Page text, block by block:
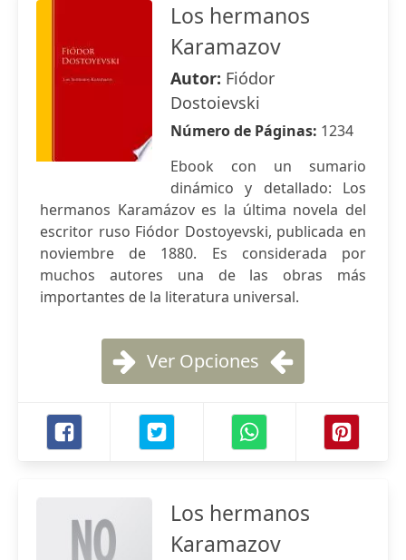
Los hermanos
Karamazov
Autor: Fiódor
Dostoievski
Número de Páginas: 1234
Ebook con un sumario
dinámico y detallado: Los
hermanos Karamázov es la última novela del
escritor ruso Fiódor Dostoyevski, publicada en
noviembre de 1880. Es considerada por
muchos autores una de las obras más
importantes de la literatura universal.
Ver Opciones
Los hermanos
Karamazov